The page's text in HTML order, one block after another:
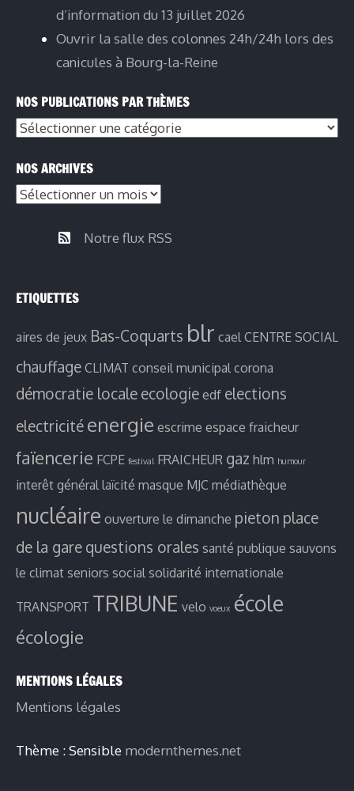
d’information du 13 juillet 2026
Ouvrir la salle des colonnes 24h/24h lors des
canicules à Bourg-la-Reine
NOS PUBLICATIONS PAR THÈMES
NOS ARCHIVES
Notre flux RSS
ETIQUETTES
aires de jeux Bas-Coquarts blr cael CENTRE SOCIAL
chauffage CLIMAT conseil municipal corona
démocratie locale ecologie edf elections
electricité energie escrime espace fraicheur
faïencerie FCPE festival FRAICHEUR gaz hlm humour
interêt général laïcité masque MJC médiathèque
nucléaire ouverture le dimanche pieton place
de la gare questions orales santé publique sauvons
le climat seniors social solidarité internationale
TRANSPORT TRIBUNE velo voeux école
écologie
MENTIONS LÉGALES
Mentions légales
Thème : Sensible modernthemes.net